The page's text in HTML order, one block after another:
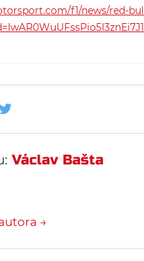
f1/news/red-
Václav Bašta
→